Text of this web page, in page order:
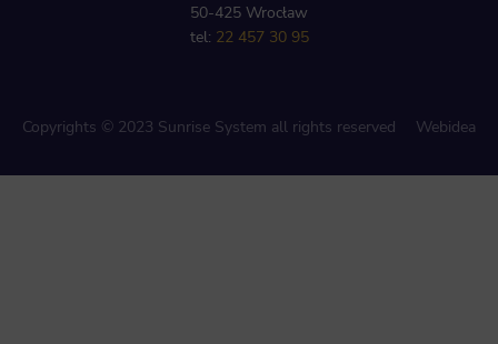
50-425 Wrocław
tel: 22 457 30 95
Copyrights © 2023 Sunrise System all rights reserved Webidea